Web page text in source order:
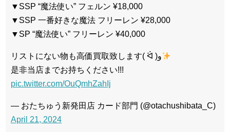
▼SSP “魔法使い” フェルン ¥18,000
▼SSP 一番好きな魔法 フリーレン ¥28,000
▼SP “魔法使い” フリーレン ¥40,000
リストにない物も高価買取致します( ᐛ )و
是非当店までお持ちください!!!
pic.twitter.com/OuQmhZahIj
— おたちゅう新発田店 カード部門 (@otachushibata_C)
April 21, 2024